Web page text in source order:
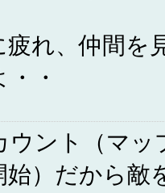
疲れ、仲間を
・
ウント（マッ
始）だから敵